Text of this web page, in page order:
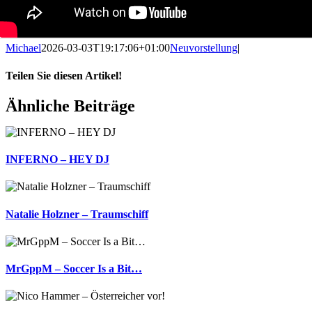
Michael2026-03-03T19:17:06+01:00Neuvorstellung|
Teilen Sie diesen Artikel!
Facebook
X
Reddit
LinkedIn
WhatsApp
Telegram
Tumblr
Pinterest
Vk
Xing
E-
Mail
Ähnliche Beiträge
INFERNO – HEY DJ
Natalie Holzner – Traumschiff
MrGppM – Soccer Is a Bit…